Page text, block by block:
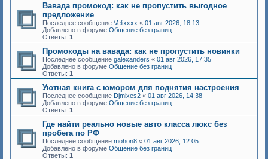
Вавада промокод: как не пропустить выгодное
предложение
Последнее сообщение Velixxxx « 01 авг 2026, 18:13
Добавлено в форуме Общение без границ
Ответы: 1
Промокоды на вавада: как не пропустить новинки
Последнее сообщение galexanders « 01 авг 2026, 17:35
Добавлено в форуме Общение без границ
Ответы: 1
Уютная книга с юмором для поднятия настроения
Последнее сообщение Djmixes2 « 01 авг 2026, 14:38
Добавлено в форуме Общение без границ
Ответы: 1
Где найти реально новые авто класса люкс без
пробега по РФ
Последнее сообщение mohon8 « 01 авг 2026, 12:05
Добавлено в форуме Общение без границ
Ответы: 1